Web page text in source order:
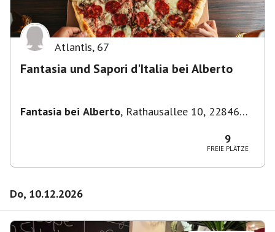
Atlantis, 67
Fantasia und Sapori d'Italia bei Alberto
Fantasia bei Alberto, Rathausallee 10, 22846
9
FREIE PLÄTZE
Do, 10.12.2026